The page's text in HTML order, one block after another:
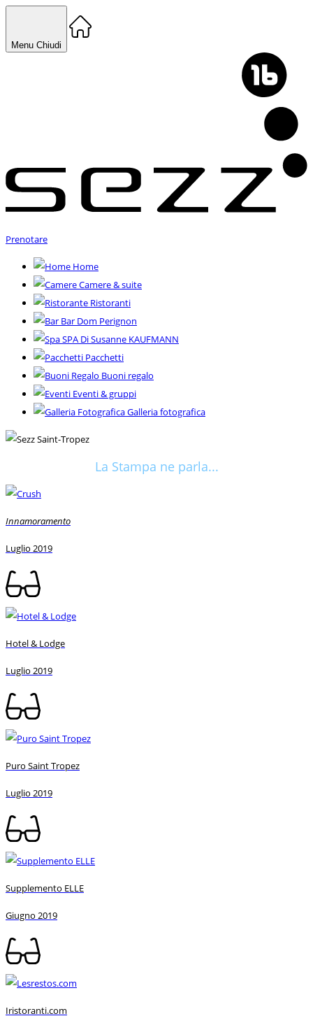
Menu Chiudi
Prenotare
Home
Camere & suite
Ristoranti
Bar Dom Perignon
SPA Di Susanne KAUFMANN
Pacchetti
Buoni regalo
Eventi & gruppi
Galleria fotografica
La Stampa ne parla...
Innamoramento
Luglio 2019
Hotel & Lodge
Luglio 2019
Puro Saint Tropez
Luglio 2019
Supplemento ELLE
Giugno 2019
Iristoranti.com